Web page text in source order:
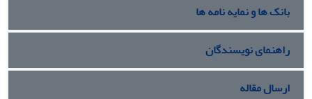
بانک ها و نمایه نامه ها
راهنمای نویسندگان
ارسال مقاله